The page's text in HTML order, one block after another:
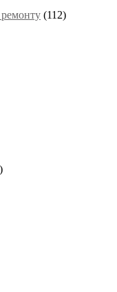
ремонту (112)